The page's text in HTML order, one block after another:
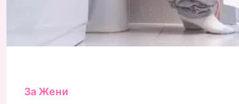
За Жени